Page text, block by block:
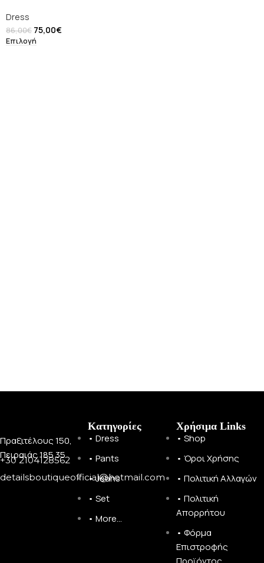
Dress
86,00€ 75,00€
Επιλογή
Πραξιτέλους 150,
Πειραιάς 185 35
+30 2104128562
detailsboutiqueofficial@hotmail.com
Κατηγορίες
• Dress
• Pants
• Jeans
• Set
• More...
Χρήσιμα Links
• Shop
• Όροι Χρήσης
• Πολιτική Αλλαγών
• Πολιτική
Απορρήτου
• Φόρμα
Επιστροφής